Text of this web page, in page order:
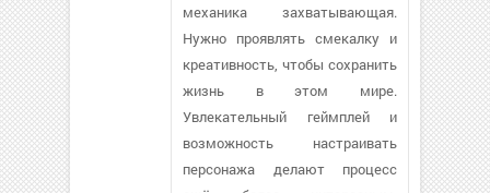
механика захватывающая.
Нужно проявлять смекалку и
креативность, чтобы сохранить
жизнь в этом мире.
Увлекательный геймплей и
возможность настраивать
персонажа делают процесс